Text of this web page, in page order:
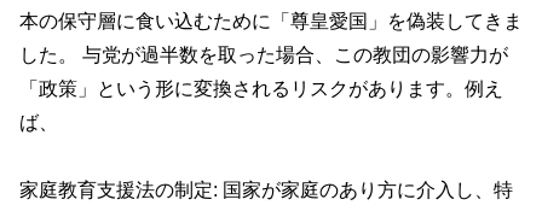
本の保守層に食い込むために「尊皇愛国」を偽装してきま
した。 与党が過半数を取った場合、この教団の影響力が
「政策」という形に変換されるリスクがあります。例え
ば、
家庭教育支援法の制定: 国家が家庭のあり方に介入し、特